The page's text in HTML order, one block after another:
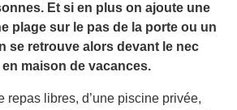
Et si en plus on ajoute une
plage sur le pas de la porte ou un
se retrouve alors devant le nec
maison de vacances.
repas libres, d’une piscine privée,